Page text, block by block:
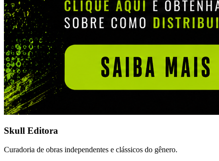
Skull Editora
Curadoria de obras independentes e clássicos do gênero.